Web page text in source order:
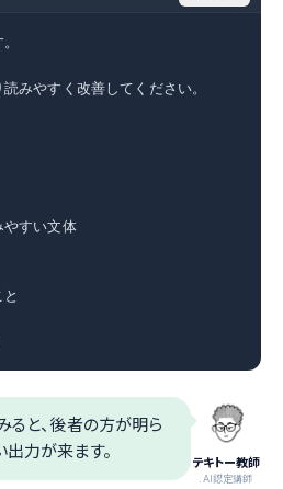
みやすく改善してください。
やすい文体
テキトー教師
.AI認定講師
ると、後者の方が明ら
力が来ます。